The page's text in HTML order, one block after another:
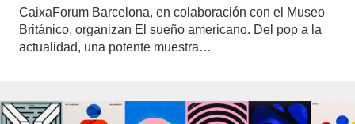
CaixaForum Barcelona, en colaboración con el Museo
Británico, organizan El sueño americano. Del pop a la
actualidad, una potente muestra…